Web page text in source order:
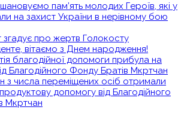
пам’ять молодих Героїв, які у
на захист України в нерівному бою
згадує про жертв Голокосту
вітаємо з Днем народження!
благодійної допомоги прибула на
Благодійного Фонду Братів Мкртчан
з числа переміщених осіб отримали
допомогу від Благодійного
Мкртчан